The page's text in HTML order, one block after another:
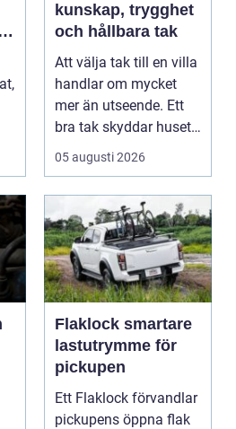
kunskap, trygghet
och hållbara tak
Att välja tak till en villa
handlar om mycket
mer än utseende. Ett
bra tak skyddar huset
mot regn, s...
05 augusti 2026
Flaklock smartare
lastutrymme för
pickupen
Ett Flaklock förvandlar
pickupens öppna flak